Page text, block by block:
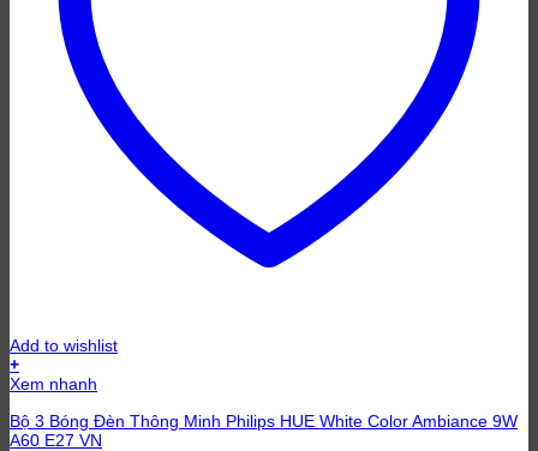
Add to wishlist
+
Xem nhanh
Bộ 3 Bóng Đèn Thông Minh Philips HUE White Color Ambiance 9W
A60 E27 VN